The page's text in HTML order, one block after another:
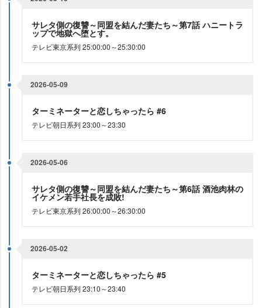
サレタ側の復讐～同盟を結んだ妻たち～第7話 ハニートラ
ップで地獄へ堕とす。
テレビ東京系列 25:00:00～25:30:00
2026-05-09
ターミネーターと恋しちゃったら #6
テレビ朝日系列 23:00～23:30
2026-05-06
サレタ側の復讐～同盟を結んだ妻たち～第6話 酒池肉林の
イケメン若手社長を成敗!
テレビ東京系列 26:00:00～26:30:00
2026-05-02
ターミネーターと恋しちゃったら #5
テレビ朝日系列 23:10～23:40